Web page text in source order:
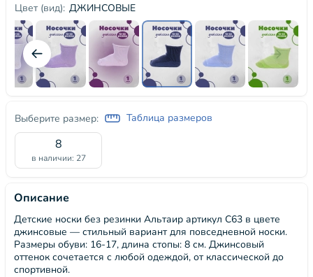
Цвет (вид): ДЖИНСОВЫЕ
Выберите размер: Таблица размеров
8
в наличии: 27
Описание
Детские носки без резинки Альтаир артикул С63 в цвете
джинсовые — стильный вариант для повседневной носки.
Размеры обуви: 16-17, длина стопы: 8 см. Джинсовый
оттенок сочетается с любой одеждой, от классической до
спортивной.